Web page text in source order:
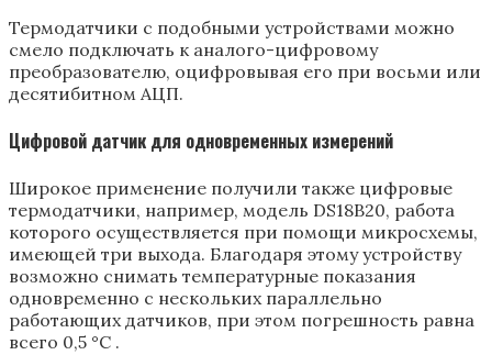
Термодатчики с подобными устройствами можно
смело подключать к аналого-цифровому
преобразователю, оцифровывая его при восьми или
десятибитном АЦП.
Цифровой датчик для одновременных измерений
Широкое применение получили также цифровые
термодатчики, например, модель DS18B20, работа
которого осуществляется при помощи микросхемы,
имеющей три выхода. Благодаря этому устройству
возможно снимать температурные показания
одновременно с нескольких параллельно
работающих датчиков, при этом погрешность равна
всего 0,5 °С .